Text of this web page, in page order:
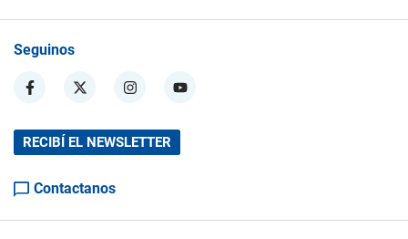
Seguinos
RECIBÍ EL NEWSLETTER
Contactanos